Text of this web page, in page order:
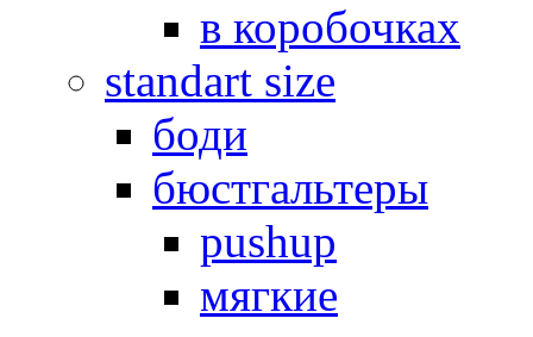
в коробочках
standart size
боди
бюстгальтеры
pushup
мягкие